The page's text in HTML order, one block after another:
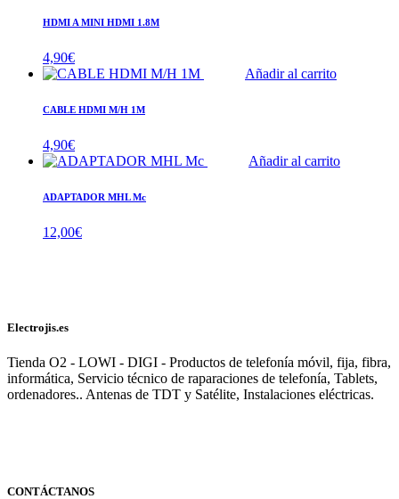
HDMI A MINI HDMI 1.8M
4,90€
Añadir al carrito
CABLE HDMI M/H 1M
4,90€
Añadir al carrito
ADAPTADOR MHL Mc
12,00€
Electrojis.es
Tienda O2 - LOWI - DIGI - Productos de telefonía móvil, fija, fibra,
informática, Servicio técnico de raparaciones de telefonía, Tablets,
ordenadores.. Antenas de TDT y Satélite, Instalaciones eléctricas.
CONTÁCTANOS